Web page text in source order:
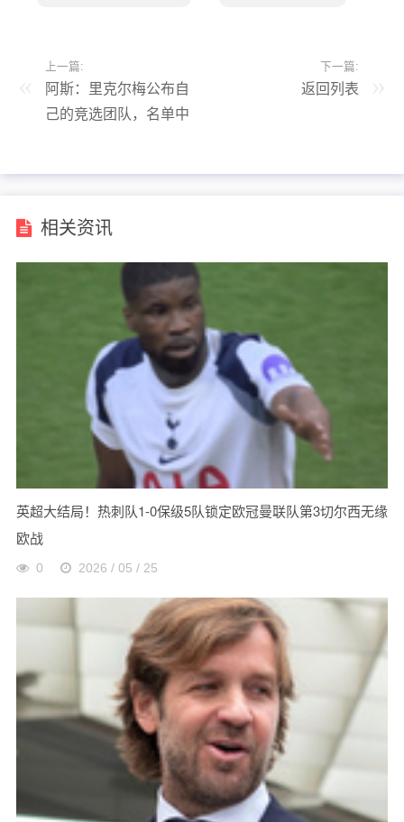
上一篇:
阿斯：里克尔梅公布自
己的竞选团队，名单中
下一篇:
返回列表
相关资讯
英超大结局！热刺队1-0保级5队锁定欧冠曼联队第3切尔西无缘
欧战
0 2026 / 05 / 25